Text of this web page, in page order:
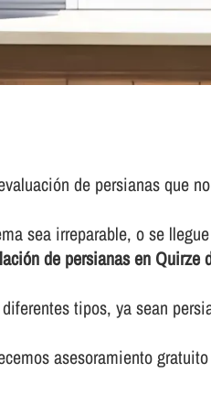
de persianas que
sea irreparable, o se
de persianas en Quirze
tipos, ya sean
asesoramiento